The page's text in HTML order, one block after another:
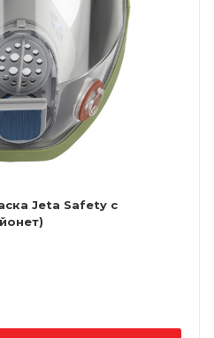
Jeta Safety с